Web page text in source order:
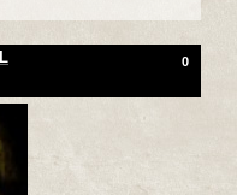
0